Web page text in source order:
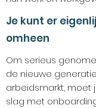
Je kunt er
omheen
Om serieus
de nieuwe
arbeidsmarkt, moet
slag met